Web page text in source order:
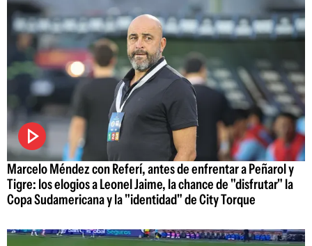
Marcelo Méndez con Referí, antes de enfrentar a Peñarol y
Tigre: los elogios a Leonel Jaime, la chance de "disfrutar" la
Copa Sudamericana y la "identidad" de City Torque